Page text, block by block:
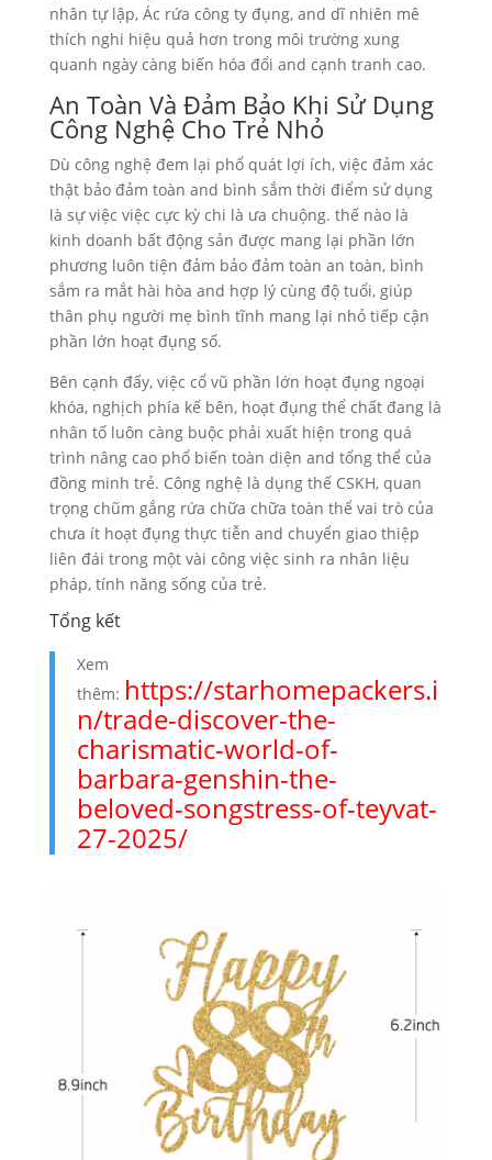
nhân tự lập, Ác rứa công ty đụng, and dĩ nhiên mê
thích nghi hiệu quả hơn trong môi trường xung
quanh ngày càng biến hóa đổi and cạnh tranh cao.
An Toàn Và Đảm Bảo Khi Sử Dụng
Công Nghệ Cho Trẻ Nhỏ
Dù công nghệ đem lại phổ quát lợi ích, việc đảm xác
thật bảo đảm toàn and bình sắm thời điểm sử dụng
là sự việc việc cực kỳ chi là ưa chuộng. thế nào là
kinh doanh bất động sản được mang lại phần lớn
phương luôn tiện đảm bảo đảm toàn an toàn, bình
sắm ra mắt hài hòa and hợp lý cùng độ tuổi, giúp
thân phụ người mẹ bình tĩnh mang lại nhỏ tiếp cận
phần lớn hoạt đụng số.
Bên cạnh đấy, việc cổ vũ phần lớn hoạt đụng ngoại
khóa, nghịch phía kế bên, hoạt đụng thể chất đang là
nhân tố luôn càng buộc phải xuất hiện trong quá
trình nâng cao phổ biến toàn diện and tổng thể của
đồng minh trẻ. Công nghệ là dụng thế CSKH, quan
trọng chũm gắng rứa chữa chữa toàn thể vai trò của
chưa ít hoạt đụng thực tiễn and chuyển giao thiệp
liên đái trong một vài công việc sinh ra nhân liệu
pháp, tính năng sống của trẻ.
Tổng kết
Xem
thêm: https://starhomepackers.i
n/trade-discover-the-
charismatic-world-of-
barbara-genshin-the-
beloved-songstress-of-teyvat-
27-2025/